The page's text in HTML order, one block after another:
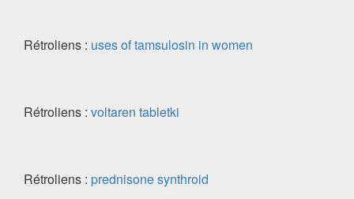
Rétroliens : uses of tamsulosin in women
Rétroliens : voltaren tabletki
Rétroliens : prednisone synthroid